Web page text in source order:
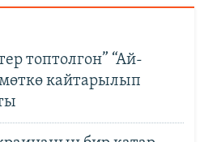
топтолгон” “Ай-
кайтарылып